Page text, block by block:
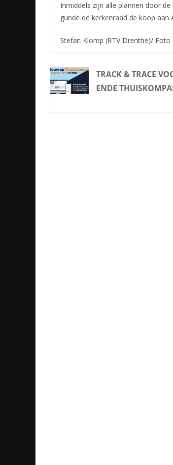
Inmiddels zijn alle plannen door
gunde de kerkenraad de koop aan
Stefan Klomp (RTV Drenthe)/
TRACK & TRACE
ENDE